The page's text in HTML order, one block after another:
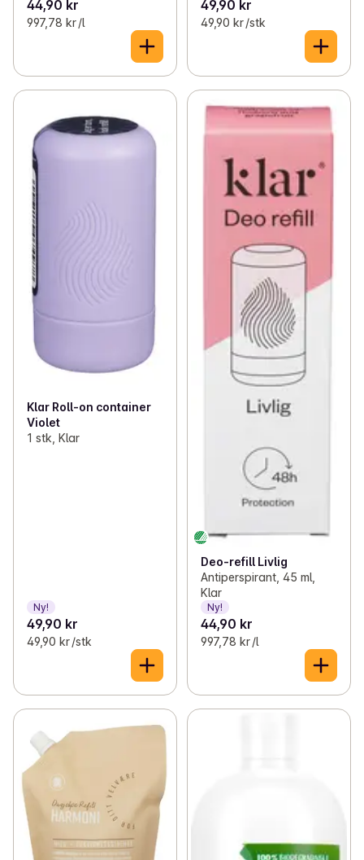
44,90 kr
997,78 kr /l
49,90 kr
49,90 kr /stk
Klar Roll-on container
Violet
1 stk, Klar
Ny!
49,90 kr
49,90 kr /stk
Deo-refill Livlig
Antiperspirant, 45 ml,
Klar
Ny!
44,90 kr
997,78 kr /l